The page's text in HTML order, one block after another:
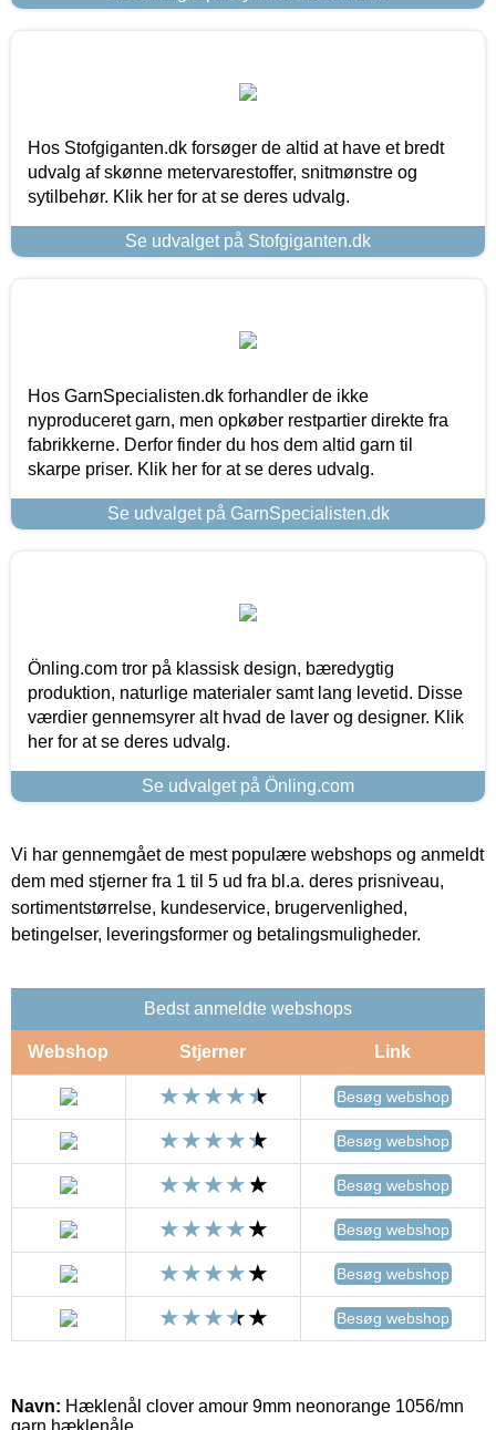
Hos Stofgiganten.dk forsøger de altid at have et bredt
udvalg af skønne metervarestoffer, snitmønstre og
sytilbehør. Klik her for at se deres udvalg.
Se udvalget på Stofgiganten.dk
Hos GarnSpecialisten.dk forhandler de ikke
nyproduceret garn, men opkøber restpartier direkte fra
fabrikkerne. Derfor finder du hos dem altid garn til
skarpe priser. Klik her for at se deres udvalg.
Se udvalget på GarnSpecialisten.dk
Önling.com tror på klassisk design, bæredygtig
produktion, naturlige materialer samt lang levetid. Disse
værdier gennemsyrer alt hvad de laver og designer. Klik
her for at se deres udvalg.
Se udvalget på Önling.com
Vi har gennemgået de mest populære webshops og anmeldt
dem med stjerner fra 1 til 5 ud fra bl.a. deres prisniveau,
sortimentstørrelse, kundeservice, brugervenlighed,
betingelser, leveringsformer og betalingsmuligheder.
Bedst anmeldte webshops
Webshop Stjerner Link
Besøg webshop
Besøg webshop
Besøg webshop
Besøg webshop
Besøg webshop
Besøg webshop
Navn: Hæklenål clover amour 9mm neonorange 1056/mn
garn hæklenåle